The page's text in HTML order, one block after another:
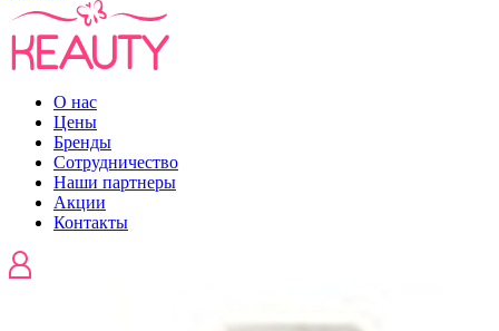
О нас
Цены
Бренды
Сотрудничество
Наши партнеры
Акции
Контакты